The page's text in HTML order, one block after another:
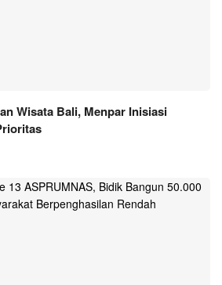
Wisata Bali, Menpar Inisiasi